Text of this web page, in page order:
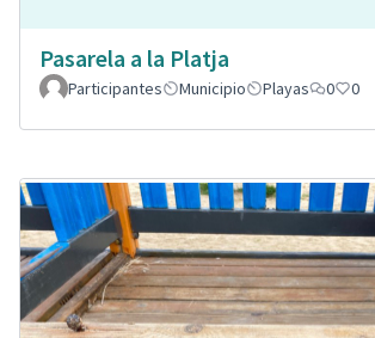
Pasarela a la Platja
Participantes
Municipio Playas 0 0